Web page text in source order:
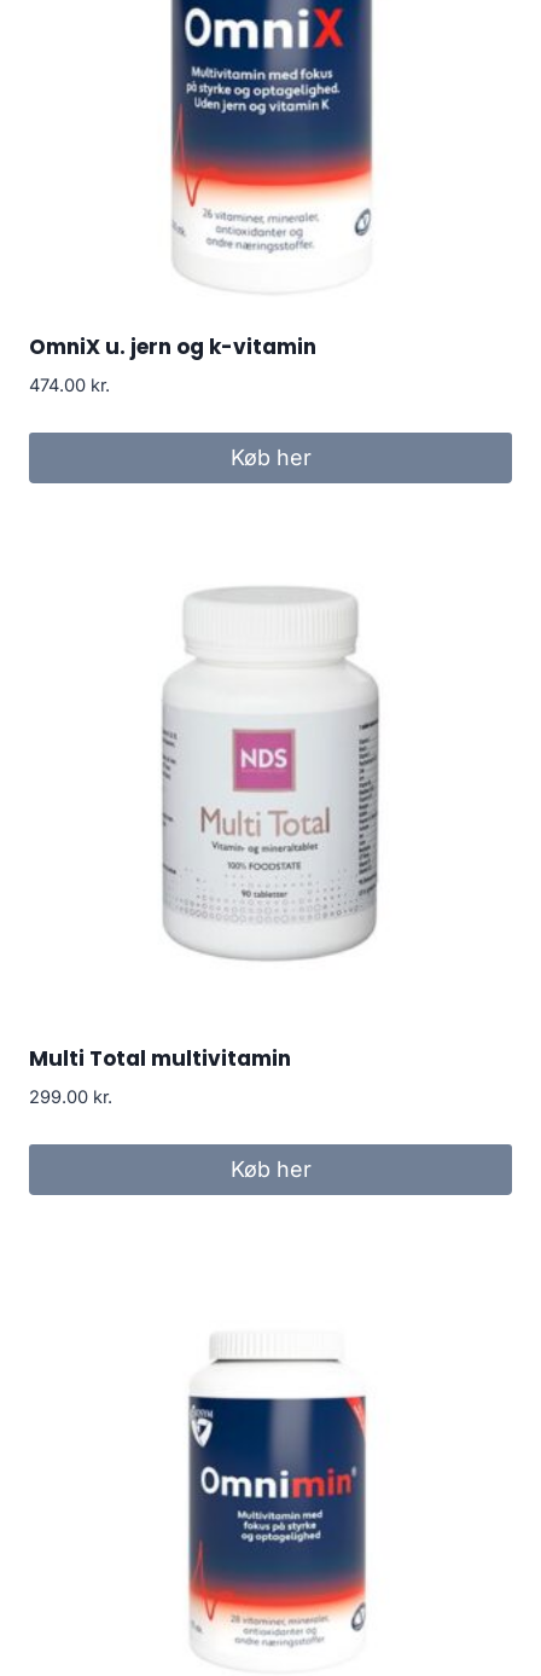
OmniX u. jern og k-vitamin
474.00 kr.
Køb her
Multi Total multivitamin
299.00 kr.
Køb her